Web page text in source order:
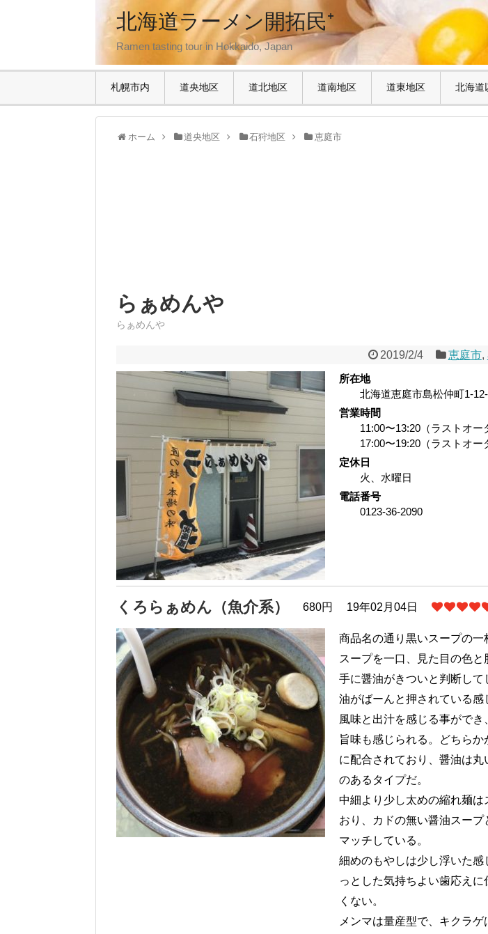
北海道ラーメン開拓民⁺
Ramen tasting tour in Hokkaido, Japan
札幌市内 道央地区 道北地区 道南地区 道東地区 北海道
ホーム 道央地区 石狩地区 恵庭市
らぁめんや
らぁめんや
2019/2/4 恵庭市,
所在地
北海道恵庭市島松仲町1-
営業時間
11:00〜13:20（ラストオー
17:00〜19:20（ラストオー
定休日
火、水曜日
電話番号
0123-36-2090
くろらぁめん（魚介系） 680円 19年02月04日
商品名の通り黒いスープの一
スープを一口、見た目の色
手に醤油がきついと判断して
油がばーんと押されている感
風味と出汁を感じる事がで
旨味も感じられる。どちら
に配合されており、醤油は丸
のあるタイプだ。
中細より少し太めの縮れ麺は
おり、カドの無い醤油スー
マッチしている。
細めのもやしは少し浮いた感
っとした気持ちよい歯応え
くない。
メンマは量産型で、キクラ